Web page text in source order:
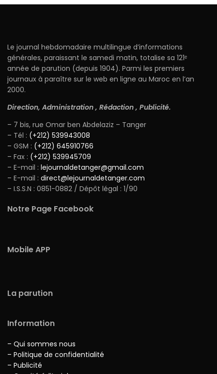
Le journal hebdomadaire multilingue d’informations
générales, paraissant le samedi matin, totalise sa 121ᵉ
année de parution (depuis 1904). Parmi les premiers
journaux à paraître sur le web en ligne au Maroc en l’an
2000.
Direction, Administration , Rédaction , Publicité.
– 7 bis, rue Omar ben Abdelaziz – Tanger
– Tél : (+212) 539943008
– GSM : (+212) 645910766
– Fax : (+212) 539945709
– E-mail : lejournaldetanger@gmail.com
– E-mail : direct@lejournaldetanger.com
– I.S.S.N : 0851-0882 / Dépôt légal : 1/90
Notre Page Facebook
Mobile APP
La parution
Information
– Qui sommes nous
– Politique de confidentialité
– Publicité